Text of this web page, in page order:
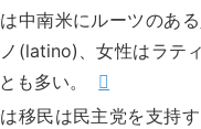
中南米にルーツのあ
(latino)、女性はラテ
も多い。
移民は民主党を支持